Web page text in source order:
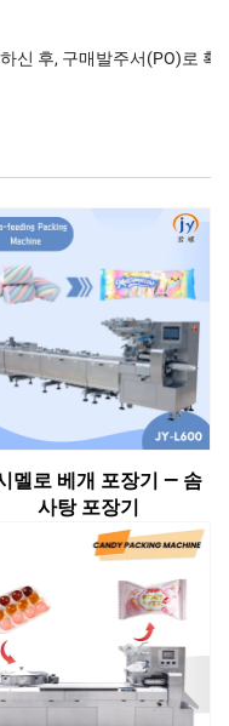
신 후, 구매발주서(PO)로 확
멜로 베개 포장기 — 솜
사탕 포장기